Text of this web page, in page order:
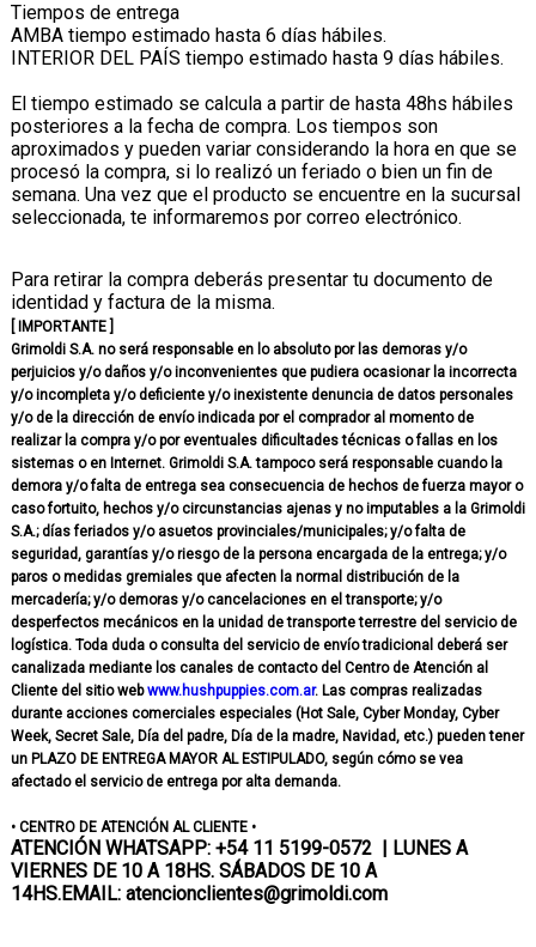
Tiempos de entrega
AMBA tiempo estimado hasta 6 días hábiles.
INTERIOR DEL PAÍS tiempo estimado hasta 9 días hábiles.
El tiempo estimado se calcula a partir de hasta 48hs hábiles
posteriores a la fecha de compra. Los tiempos son
aproximados y pueden variar considerando la hora en que se
procesó la compra, si lo realizó un feriado o bien un fin de
semana. Una vez que el producto se encuentre en la sucursal
seleccionada, te informaremos por correo electrónico.
Para retirar la compra deberás presentar tu documento de
identidad y factura de la misma.
[ IMPORTANTE ]
Grimoldi S.A. no será responsable en lo absoluto por las demoras y/o
perjuicios y/o daños y/o inconvenientes que pudiera ocasionar la incorrecta
y/o incompleta y/o deficiente y/o inexistente denuncia de datos personales
y/o de la dirección de envío indicada por el comprador al momento de
realizar la compra y/o por eventuales dificultades técnicas o fallas en los
sistemas o en Internet. Grimoldi S.A. tampoco será responsable cuando la
demora y/o falta de entrega sea consecuencia de hechos de fuerza mayor o
caso fortuito, hechos y/o circunstancias ajenas y no imputables a la Grimoldi
S.A.; días feriados y/o asuetos provinciales/municipales; y/o falta de
seguridad, garantías y/o riesgo de la persona encargada de la entrega; y/o
paros o medidas gremiales que afecten la normal distribución de la
mercadería; y/o demoras y/o cancelaciones en el transporte; y/o
desperfectos mecánicos en la unidad de transporte terrestre del servicio de
logística. Toda duda o consulta del servicio de envío tradicional deberá ser
canalizada mediante los canales de contacto del Centro de Atención al
Cliente del sitio webwww.hushpuppies.com.ar. Las compras realizadas
durante acciones comerciales especiales (Hot Sale, Cyber Monday, Cyber
Week, Secret Sale, Día del padre, Día de la madre, Navidad, etc.) pueden tener
un PLAZO DE ENTREGA MAYOR AL ESTIPULADO, según cómo se vea
afectado el servicio de entrega por alta demanda.
• CENTRO DE ATENCIÓN AL CLIENTE •
ATENCIÓN WHATSAPP: +54 11 5199-0572 | LUNES A
VIERNES DE 10 A 18HS. SÁBADOS DE 10 A
14HS.EMAIL: atencionclientes@grimoldi.com